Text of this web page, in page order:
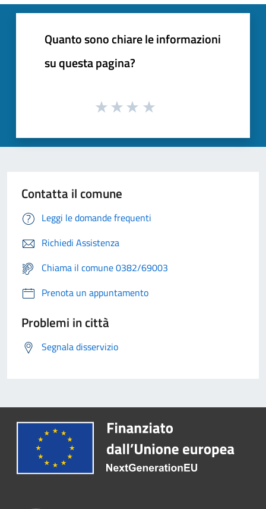
Quanto sono chiare le informazioni
su questa pagina?
Contatta il comune
Leggi le domande frequenti
Richiedi Assistenza
Chiama il comune 0382/69003
Prenota un appuntamento
Problemi in città
Segnala disservizio